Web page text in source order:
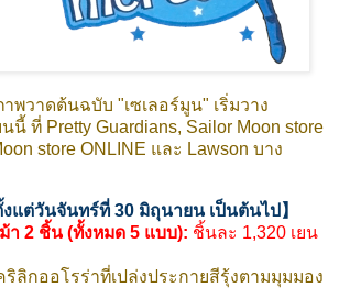
พวาดต้นฉบับ "เซเลอร์มูน" เริ่มวาง
นี้ ที่ Pretty Guardians, Sailor Moon store
store ONLINE และ Lawson บาง
งแต่วันจันทร์ที่ 30 มิถุนายน เป็นต้นไป】
า 2 ชิ้น (ทั้งหมด 5 แบบ): ชิ้นละ 1,320 เยน
ลิกออโรร่าที่เปล่งประกายสีรุ้งตามมุมมอง